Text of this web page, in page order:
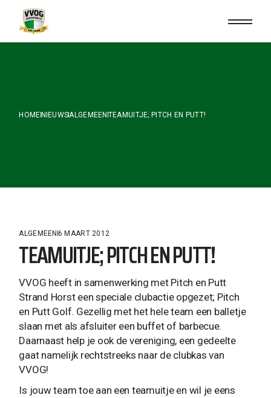
content
HOME NIEUWSALGEMEEN TEAMUITJE; PITCH EN PUTT!
ALGEMEEN 6 MAART 2012
TEAMUITJE; PITCH EN PUTT!
VVOG heeft in samenwerking met Pitch en Putt
Strand Horst een speciale clubactie opgezet; Pitch
en Putt Golf. Gezellig met het hele team een balletje
slaan met als afsluiter een buffet of barbecue.
Daarnaast help je ook de vereniging, een gedeelte
gaat namelijk rechtstreeks naar de clubkas van
VVOG!
Is jouw team toe aan een teamuitje en wil je eens